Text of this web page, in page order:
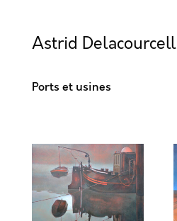
Astrid
Ports et usines